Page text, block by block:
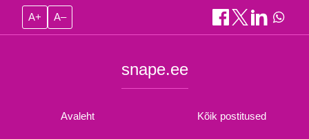
A+ A–
Avaleht
snape.ee
Kõik postitused